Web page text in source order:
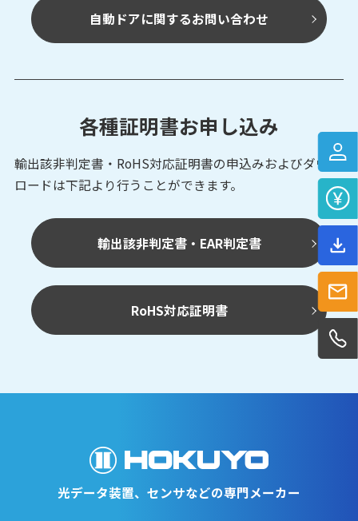
自動ドアに関するお問い合わせ
各種証明書お申し込み
輸出該非判定書・RoHS対応証明書の申込みおよびダウン
ロードは下記より行うことができます。
輸出該非判定書・EAR判定書
RoHS対応証明書
光データ装置、センサなどの専門メーカー